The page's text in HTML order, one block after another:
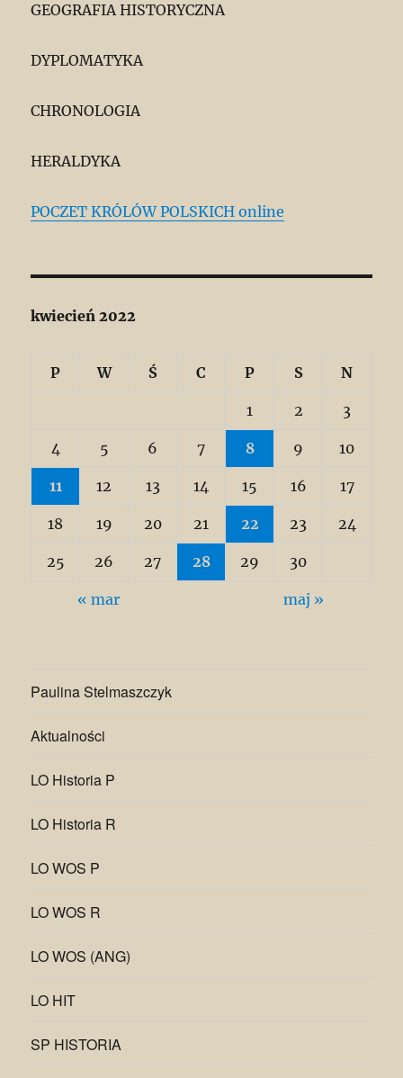
GEOGRAFIA HISTORYCZNA
DYPLOMATYKA
CHRONOLOGIA
HERALDYKA
POCZET KRÓLÓW POLSKICH online
kwiecień 2022
P W Ś C P S N
1 2 3
4 5 6 7 8 9 10
11 12 13 14 15 16 17
18 19 20 21 22 23 24
25 26 27 28 29 30
« mar maj »
Paulina Stelmaszczyk
Aktualności
LO Historia P
LO Historia R
LO WOS P
LO WOS R
LO WOS (ANG)
LO HIT
SP HISTORIA